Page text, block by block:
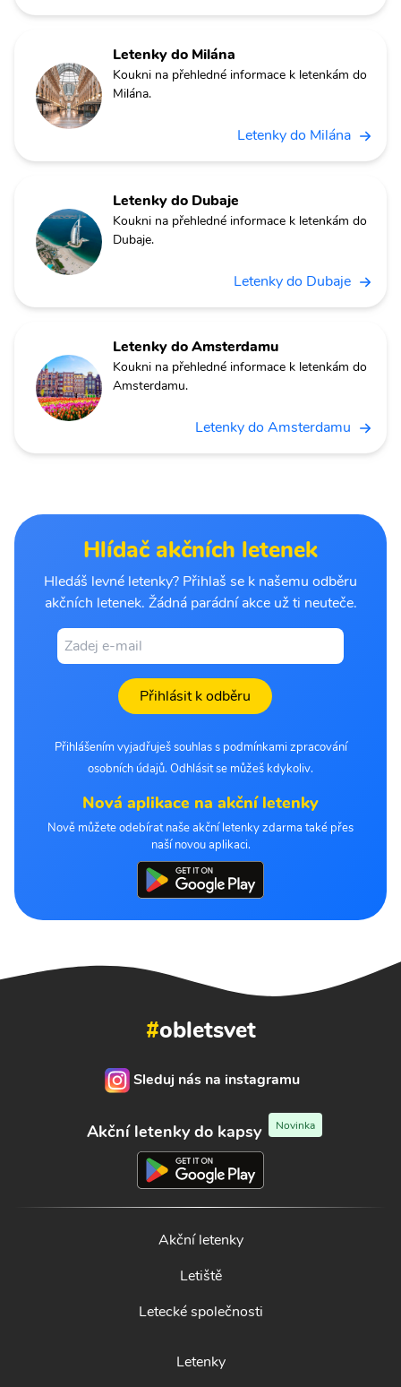
Letenky do Milána
Koukni na přehledné informace k letenkám do
Milána.
Letenky do Milána
Letenky do Dubaje
Koukni na přehledné informace k letenkám do
Dubaje.
Letenky do Dubaje
Letenky do Amsterdamu
Koukni na přehledné informace k letenkám do
Amsterdamu.
Letenky do Amsterdamu
Hlídač akčních letenek
Hledáš levné letenky? Přihlaš se k našemu odběru
akčních letenek. Žádná parádní akce už ti neuteče.
Přihlásit k odběru
Přihlášením vyjadřuješ souhlas s podmínkami zpracování
osobních údajů. Odhlásit se můžeš kdykoliv.
Nová aplikace na akční letenky
Nově můžete odebírat naše akční letenky zdarma také přes
naší novou aplikaci.
#obletsvet
Sleduj nás na instagramu
Akční letenky do kapsy Novinka
Akční letenky
Letiště
Letecké společnosti
Letenky